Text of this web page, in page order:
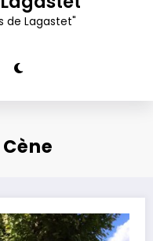
de Lagastet"